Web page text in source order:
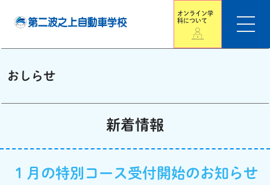
オンライン学
科について
おしらせ
新着情報
１月の特別コース受付開始のお知らせ